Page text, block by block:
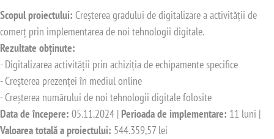
Scopul proiectului: Creșterea gradului de digitalizare a activității de
comerț prin implementarea de noi tehnologii digitale.
Rezultate obținute:
- Digitalizarea activității prin achiziția de echipamente specifice
- Creșterea prezenței în mediul online
- Creșterea numărului de noi tehnologii digitale folosite
Data de începere: 05.11.2024 | Perioada de implementare: 11 luni |
Valoarea totală a proiectului: 544.359,57 lei